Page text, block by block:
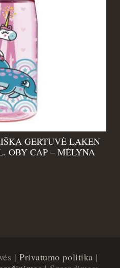
GERTUVĖ LAKEN
OBY CAP – MĖLYNA
|Privatumo politika |